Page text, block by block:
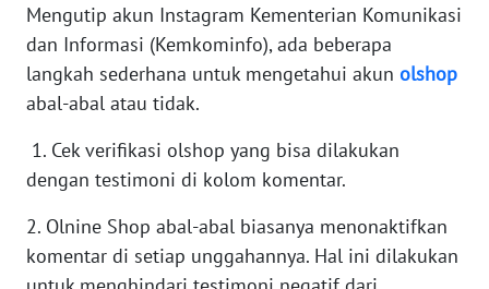
Mengutip akun Instagram Kementerian Komunikasi
dan Informasi (Kemkominfo), ada beberapa
langkah sederhana untuk mengetahui akun olshop
abal-abal atau tidak.
1. Cek verifikasi olshop yang bisa dilakukan
dengan testimoni di kolom komentar.
2. Olnine Shop abal-abal biasanya menonaktifkan
komentar di setiap unggahannya. Hal ini dilakukan
TENTANG
KAMI
PEDOMAN
SIBER
KARIR